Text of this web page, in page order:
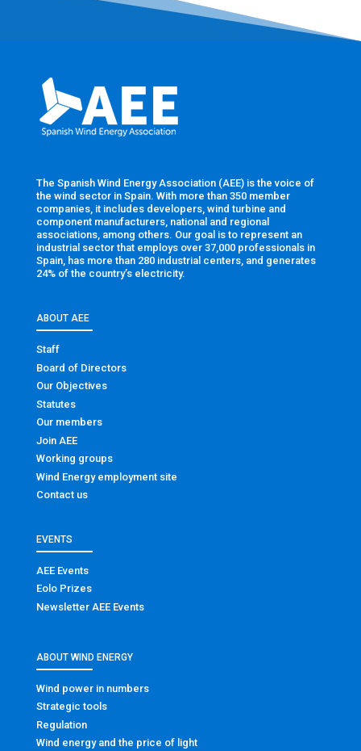
The Spanish Wind Energy Association (AEE) is the voice of
the wind sector in Spain. With more than 350 member
companies, it includes developers, wind turbine and
component manufacturers, national and regional
associations, among others. Our goal is to represent an
industrial sector that employs over 37,000 professionals in
Spain, has more than 280 industrial centers, and generates
24% of the country’s electricity.
ABOUT AEE
Staff
Board of Directors
Our Objectives
Statutes
Our members
Join AEE
Working groups
Wind Energy employment site
Contact us
EVENTS
AEE Events
Eolo Prizes
Newsletter AEE Events
ABOUT WIND ENERGY
Wind power in numbers
Strategic tools
Regulation
Wind energy and the price of light